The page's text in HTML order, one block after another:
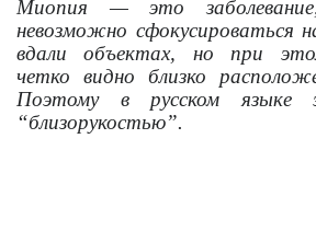
Миопия — это
невозможно сфокусироваться
вдали объектах, но при
четко видно близко
Поэтому в русском языке
“близорукостью”.